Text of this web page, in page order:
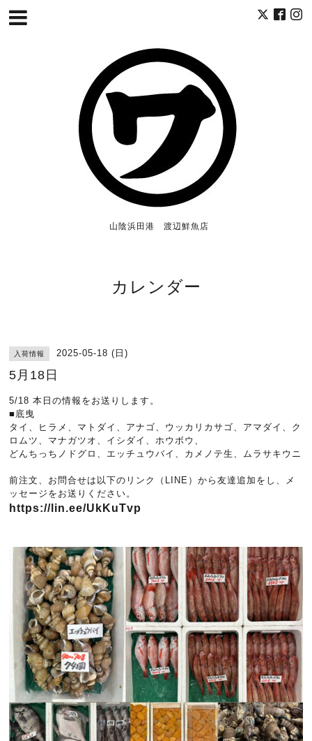
山陰浜田港 渡辺鮮魚店
カレンダー
入荷情報 2025-05-18 (日)
5月18日
5/18 本日の情報をお送りします。
■底曳
タイ、ヒラメ、マトダイ、アナゴ、ウッカリカサゴ、アマダイ、ク
ロムツ、マナガツオ、イシダイ、ホウボウ、
どんちっちノドグロ、エッチュウバイ、カメノテ生、ムラサキウニ
前注文、お問合せは以下のリンク（LINE）から友達追加をし、メ
ッセージをお送りください。
https://lin.ee/UkKuTvp